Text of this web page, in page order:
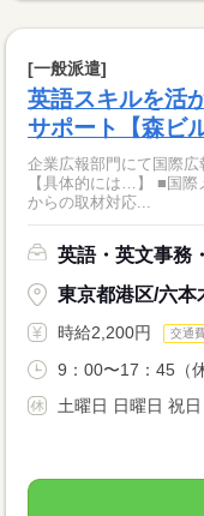
[一般派遣]
英語スキルを活
サポート【森ビル
企業広報部門にて国際広
【具体的には…】 ■国際
からの取材対応...
英語・英文事務
東京都港区/六本
時給2,200円 交通
9：00〜17：45（
土曜日 日曜日 祝日